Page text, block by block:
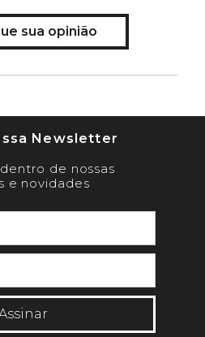
sua opinião
Newsletter
de nossas
e novidades